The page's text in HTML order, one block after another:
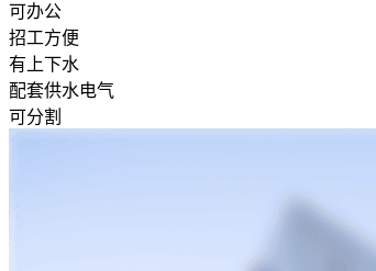
可办公
招工方便
有上下水
配套供水电气
可分割